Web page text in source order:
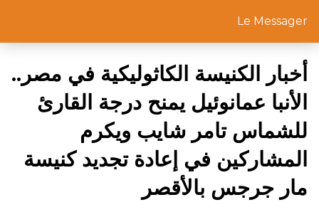
Le Messager
أخبار الكنيسة الكاثوليكية في مصر..
الأنبا عمانوئيل يمنح درجة القارئ
للشماس تامر شايب ويكرم
المشاركين في إعادة تجديد كنيسة
مار جرجس بالأقصر